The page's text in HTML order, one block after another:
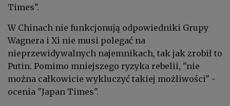
Times".
W Chinach nie funkcjonują odpowiedniki Grupy
Wagnera i Xi nie musi polegać na
nieprzewidywalnych najemnikach, tak jak zrobił to
Putin. Pomimo mniejszego ryzyka rebelii, "nie
można całkowicie wykluczyć takiej możliwości" -
ocenia "Japan Times".